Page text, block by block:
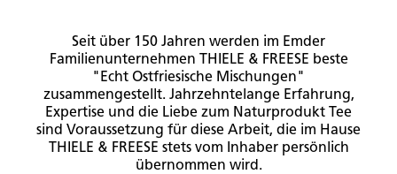
Seit über 150 Jahren werden im Emder
Familienunternehmen THIELE & FREESE beste
"Echt Ostfriesische Mischungen"
zusammengestellt. Jahrzehntelange Erfahrung,
Expertise und die Liebe zum Naturprodukt Tee
sind Voraussetzung für diese Arbeit, die im Hause
THIELE & FREESE stets vom Inhaber persönlich
übernommen wird.